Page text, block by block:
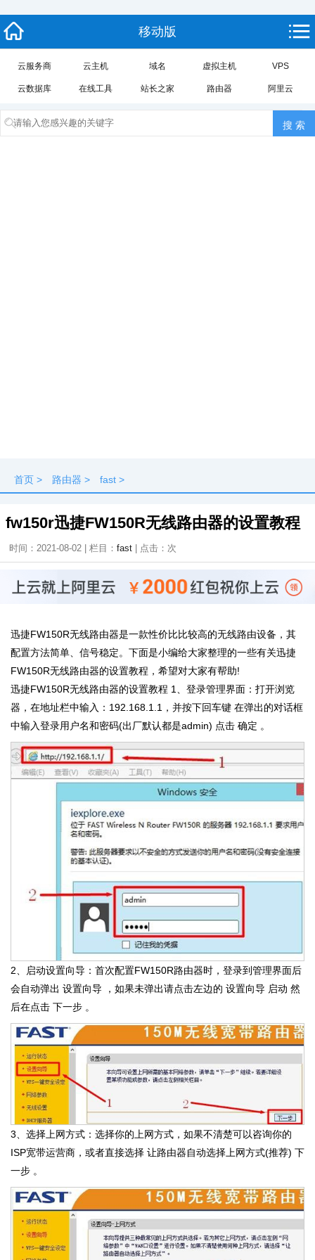
移动版
云服务商 云主机 域名 虚拟主机 VPS
云数据库 在线工具 站长之家 路由器 阿里云
首页 > 路由器 > fast >
fw150r迅捷FW150R无线路由器的设置教程
时间：2021-08-02 | 栏目： fast | 点击： 次
迅捷FW150R无线路由器是一款性价比比较高的无线路由设备，其
配置方法简单、信号稳定。下面是小编给大家整理的一些有关迅捷
FW150R无线路由器的设置教程，希望对大家有帮助!
迅捷FW150R无线路由器的设置教程 1、登录管理界面：打开浏览
器，在地址栏中输入：192.168.1.1，并按下回车键 在弹出的对话框
中输入登录用户名和密码(出厂默认都是admin) 点击 确定 。
2、启动设置向导：首次配置FW150R路由器时，登录到管理界面后
会自动弹出 设置向导 ，如果未弹出请点击左边的 设置向导 启动 然
后在点击 下一步 。
3、选择上网方式：选择你的上网方式，如果不清楚可以咨询你的
ISP宽带运营商，或者直接选择 让路由器自动选择上网方式(推荐) 下
一步 。